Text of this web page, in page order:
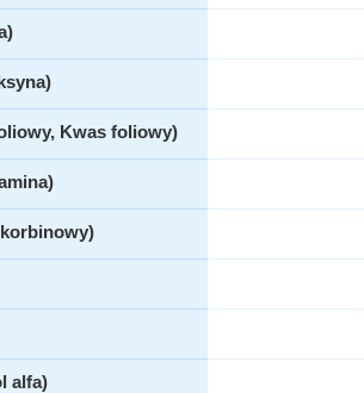
Kwas foliowy)
alfa)